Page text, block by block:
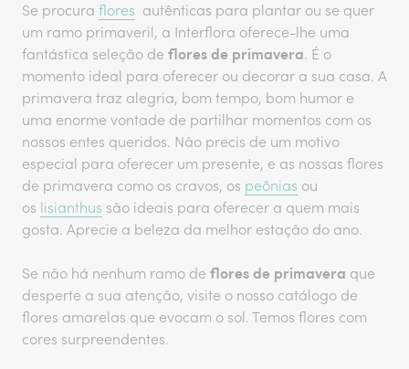
Se procura flores autênticas para plantar ou se quer
um ramo primaveril, a Interflora oferece-lhe uma
fantástica seleção de flores de primavera. É o
momento ideal para oferecer ou decorar a sua casa. A
primavera traz alegria, bom tempo, bom humor e
uma enorme vontade de partilhar momentos com os
nossos entes queridos. Não precis de um motivo
especial para oferecer um presente, e as nossas flores
de primavera como os cravos, os peônias ou
os lisianthus são ideais para oferecer a quem mais
gosta. Aprecie a beleza da melhor estação do ano.
Se não há nenhum ramo de flores de primavera que
desperte a sua atenção, visite o nosso catálogo de
flores amarelas que evocam o sol. Temos flores com
cores surpreendentes.